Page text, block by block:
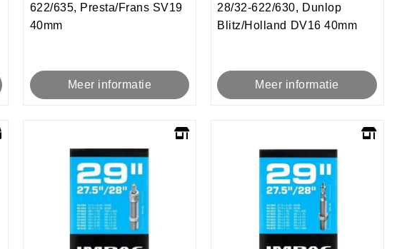
622/635, Presta/Frans SV19
40mm
Meer informatie
28/32-622/630, Dunlop
Blitz/Holland DV16 40mm
Meer informatie